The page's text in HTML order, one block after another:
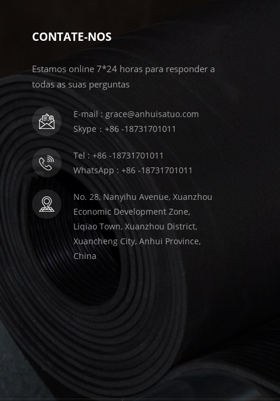
CONTATE-NOS
Estamos online 7*24 horas para responder a
todas as suas perguntas
E-mail : grace@anhuisatuo.com
Skype：+86 -18731701011
Tel : +86 -18731701011
WhatsApp : +86 -18731701011
No. 28, Nanyihu Avenue, Xuanzhou
Economic Development Zone,
Liqiao Town, Xuanzhou District,
Xuancheng City, Anhui Province,
China